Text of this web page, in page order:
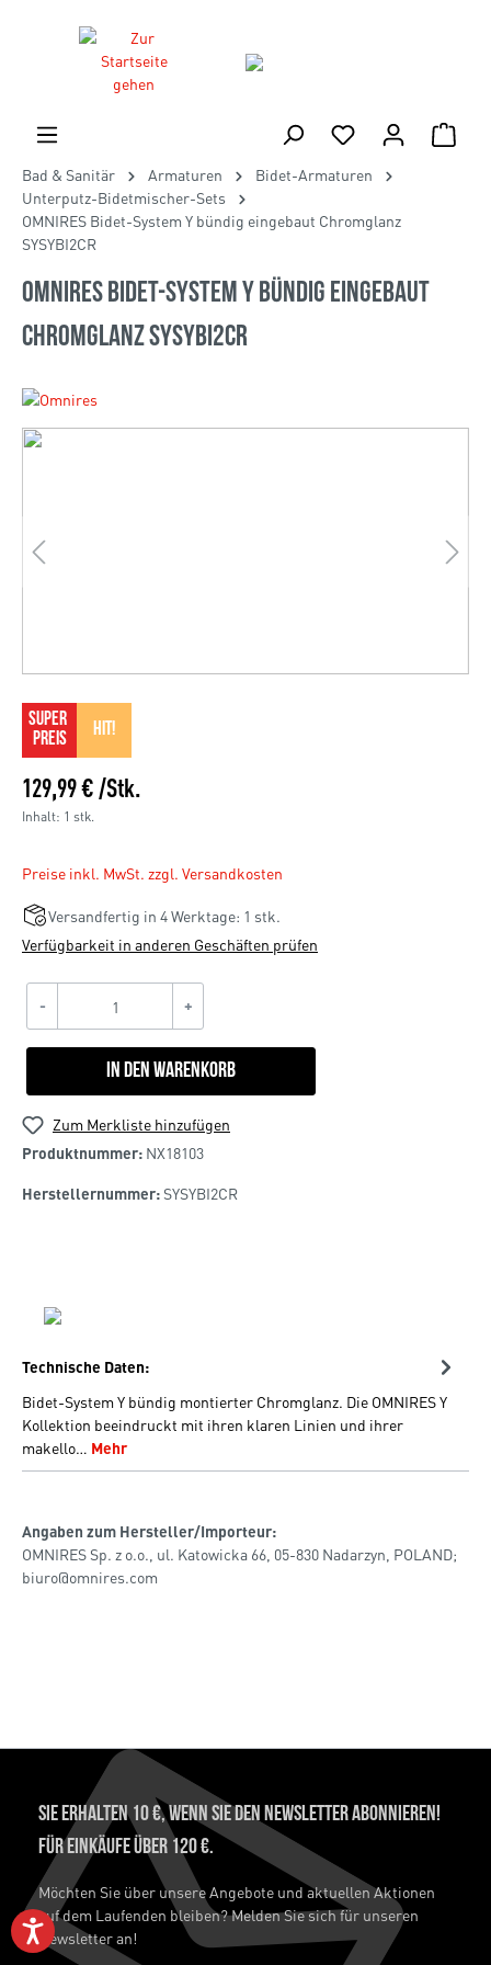
Bad & Sanitär Armaturen
Bidet-Armaturen
Unterputz-Bidetmischer-Sets
OMNIRES Bidet-System Y bündig eingebaut Chromglanz
SYSYBI2CR
OMNIRES Bidet-System Y bündig eingebaut
Chromglanz SYSYBI2CR
SUPER
PREIS
HIT!
129,99 € /Stk.
Inhalt: 1 stk.
Preise inkl. MwSt. zzgl. Versandkosten
Versandfertig in 4 Werktage: 1 stk.
Verfügbarkeit in anderen Geschäften prüfen
- +
In den Warenkorb
Zum Merkliste hinzufügen
Produktnummer: NX18103
Herstellernummer: SYSYBI2CR
Technische Daten:
Bidet-System Y bündig montierter Chromglanz. Die OMNIRES Y
Kollektion beeindruckt mit ihren klaren Linien und ihrer
makello… Mehr
Angaben zum Hersteller/Importeur:
OMNIRES Sp. z o.o., ul. Katowicka 66, 05-830 Nadarzyn, POLAND;
biuro@omnires.com
Sie erhalten 10 €, wenn Sie den Newsletter abonnieren!
Für Einkäufe über 120 €.
Möchten Sie über unsere Angebote und aktuellen Aktionen
auf dem Laufenden bleiben? Melden Sie sich für unseren
Newsletter an!